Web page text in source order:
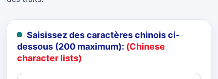
Saisissez des caractères chinois ci-
dessous (200 maximum): (Chinese
character lists)